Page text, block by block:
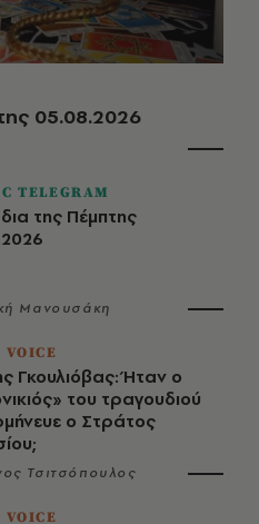
05.08.2026
TELEGRAM
της Πέμπτης
Μανουσάκη
VOICE
Γκουλιόβας: Ήταν ο
του τραγουδιού
ο Στράτος
Τσιτσόπουλος
VOICE